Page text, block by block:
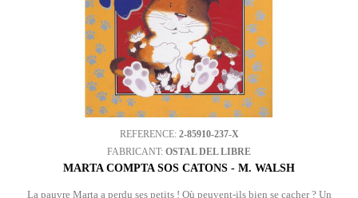
REFERENCE: 2-85910-237-X
FABRICANT: OSTAL DEL LIBRE
MARTA COMPTA SOS CATONS - M. WALSH
La pauvre Marta a perdu ses petits ! Où peuvent-ils bien se cacher ? Un